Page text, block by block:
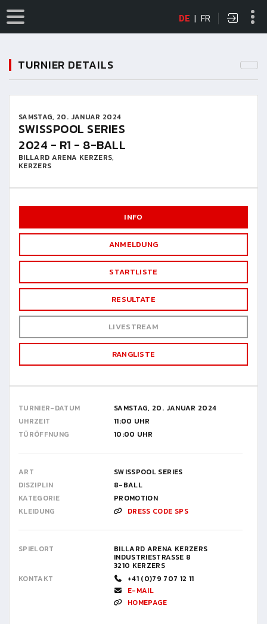
DE | FR
TURNIER DETAILS
SAMSTAG, 20. JANUAR 2024
SWISSPOOL SERIES
2024 - R1 - 8-BALL
BILLARD ARENA KERZERS,
KERZERS
INFO
ANMELDUNG
STARTLISTE
RESULTATE
LIVESTREAM
RANGLISTE
TURNIER-DATUM
SAMSTAG, 20. JANUAR 2024
UHRZEIT
11:00 UHR
TÜRÖFFNUNG
10:00 UHR
ART
SWISSPOOL SERIES
DISZIPLIN
8-BALL
KATEGORIE
PROMOTION
KLEIDUNG
DRESS CODE SPS
SPIELORT BILLARD ARENA KERZERS
INDUSTRIESTRASSE 8
3210 KERZERS
KONTAKT
+41 (0)79 707 12 11
E-MAIL
HOMEPAGE